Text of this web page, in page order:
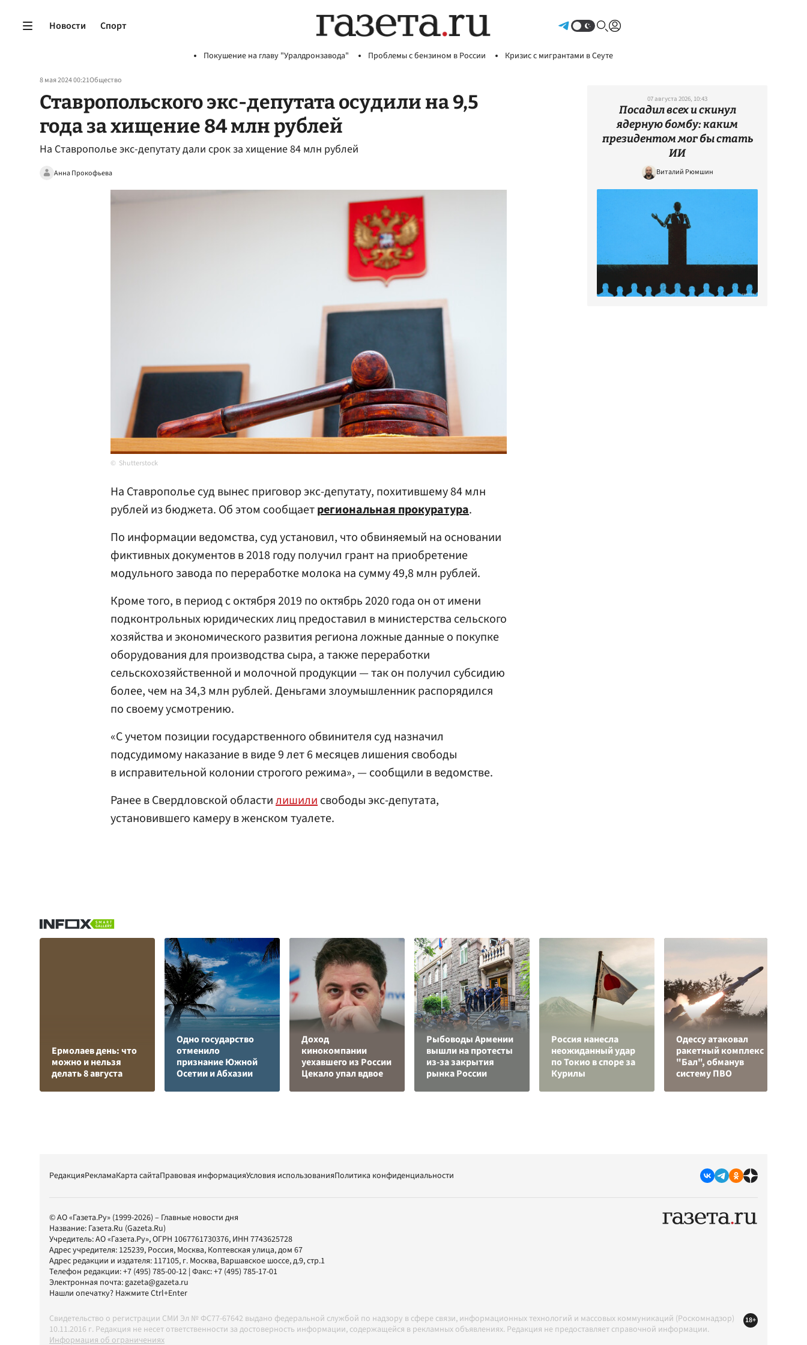
Новости Спорт
Покушение на главу "Уралдронзавода" Проблемы с бензином в России Кризис с мигрантами в Сеуте
8 мая 2024 00:21Общество
Ставропольского экс-депутата осудили на 9,5
года за хищение 84 млн рублей
На Ставрополье экс-депутату дали срок за хищение 84 млн рублей
Анна Прокофьева
Shutterstock
На Ставрополье суд вынес приговор экс-депутату, похитившему 84 млн
рублей из бюджета. Об этом сообщаетрегиональная прокуратура.
По информации ведомства, суд установил, что обвиняемый на основании
фиктивных документов в 2018 году получил грант на приобретение
модульного завода по переработке молока на сумму 49,8 млн рублей.
Кроме того, в период с октября 2019 по октябрь 2020 года он от имени
подконтрольных юридических лиц предоставил в министерства сельского
хозяйства и экономического развития региона ложные данные о покупке
оборудования для производства сыра, а также переработки
сельскохозяйственной и молочной продукции — так он получил субсидию
более, чем на 34,3 млн рублей. Деньгами злоумышленник распорядился
по своему усмотрению.
«С учетом позиции государственного обвинителя суд назначил
подсудимому наказание в виде 9 лет 6 месяцев лишения свободы
в исправительной колонии строгого режима», — сообщили в ведомстве.
Ранее в Свердловской областилишилисвободы экс-депутата,
установившего камеру в женском туалете.
07 августа 2026, 10:43
Посадил всех и скинул
ядерную бомбу: каким
президентом мог бы стать
ИИ
Виталий Рюмшин
Ермолаев день: что
можно и нельзя
делать 8 августа
Одно государство
отменило
признание Южной
Осетии и Абхазии
Доход
кинокомпании
уехавшего из России
Цекало упал вдвое
Рыбоводы Армении
вышли на протесты
из-за закрытия
рынка России
Россия нанесла
неожиданный удар
по Токио в споре за
Курилы
Одессу атаковал
ракетный комплекс
"Бал", обманув
систему ПВО
РедакцияРекламаКарта сайтаПравовая информацияУсловия использованияПолитика конфиденциальности
© АО «Газета.Ру» (1999-2026) – Главные новости дня
Название: Газета.Ru (Gazeta.Ru)
Учредитель:АО «Газета.Ру», ОГРН 1067761730376, ИНН 7743625728
Адрес учредителя: 125239, Россия, Москва, Коптевская улица, дом 67
Адрес редакции и издателя: 117105, г. Москва, Варшавское шоссе, д.9, стр.1
Телефон редакции:+7 (495) 785-00-12 | Факс:+7 (495) 785-17-01
Электронная почта:gazeta@gazeta.ru
Нашли опечатку? Нажмите Ctrl+Enter
Свидетельство о регистрации СМИ Эл № ФС77-67642 выдано федеральной службой по надзору в сфере связи, информационных технологий и массовых коммуникаций (Роскомнадзор)
10.11.2016 г. Редакция не несет ответственности за достоверность информации, содержащейся в рекламных объявлениях. Редакция не предоставляет справочной информации.
Информация об ограничениях
18+